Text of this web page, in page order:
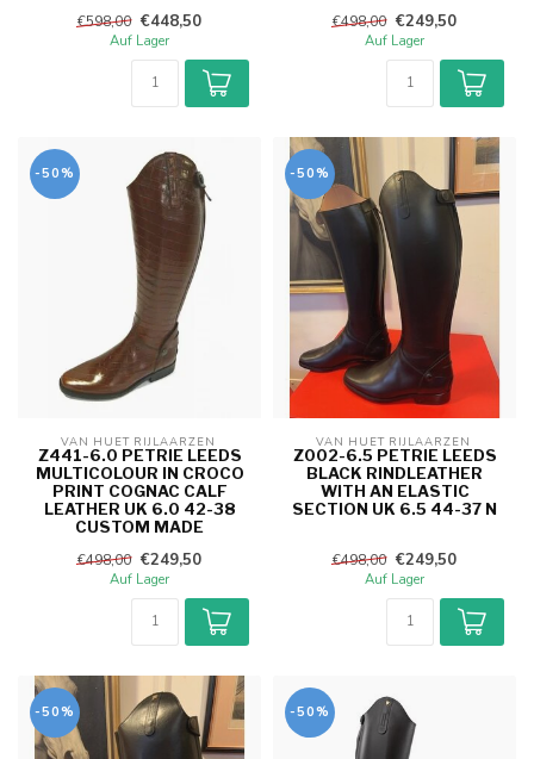
€598,00 €448,50
Auf Lager
€498,00 €249,50
Auf Lager
-50%
VAN HUET RIJLAARZEN
Z441-6.0 PETRIE LEEDS
MULTICOLOUR IN CROCO
PRINT COGNAC CALF
LEATHER UK 6.0 42-38
CUSTOM MADE
€498,00 €249,50
Auf Lager
-50%
VAN HUET RIJLAARZEN
Z002-6.5 PETRIE LEEDS
BLACK RINDLEATHER
WITH AN ELASTIC
SECTION UK 6.5 44-37 N
€498,00 €249,50
Auf Lager
-50% -50%